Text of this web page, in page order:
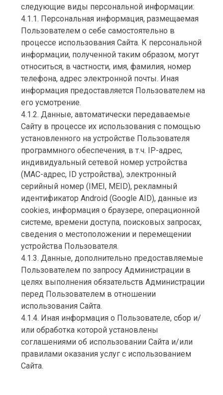
следующие виды персональной информации:
4.1.1. Персональная информация, размещаемая
Пользователем о себе самостоятельно в
процессе использования Сайта. К персональной
информации, полученной таким образом, могут
относиться, в частности, имя, фамилия, номер
телефона, адрес электронной почты. Иная
информация предоставляется Пользователем на
его усмотрение.
4.1.2. Данные, автоматически передаваемые
Сайту в процессе их использования с помощью
установленного на устройстве Пользователя
программного обеспечения, в т.ч. IP-адрес,
индивидуальный сетевой номер устройства
(MAC-адрес, ID устройства), электронный
серийный номер (IMEI, MEID), рекламный
идентификатор Android (Google AID), данные из
cookies, информация о браузере, операционной
системе, времени доступа, поисковых запросах,
сведения о местоположении и перемещении
устройства Пользователя.
4.1.3. Данные, дополнительно предоставляемые
Пользователем по запросу Администрации в
целях выполнения обязательств Администрации
перед Пользователем в отношении
использования Сайта.
4.1.4. Иная информация о Пользователе, сбор и/
или обработка которой установлены
соглашениями об использовании Сайта и/или
правилами оказания услуг с использованием
Сайта.